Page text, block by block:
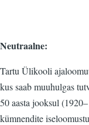
Neutraalne:
Tartu Ülikooli
kus saab muuhulgas
50 aasta jooksul
kümnendite